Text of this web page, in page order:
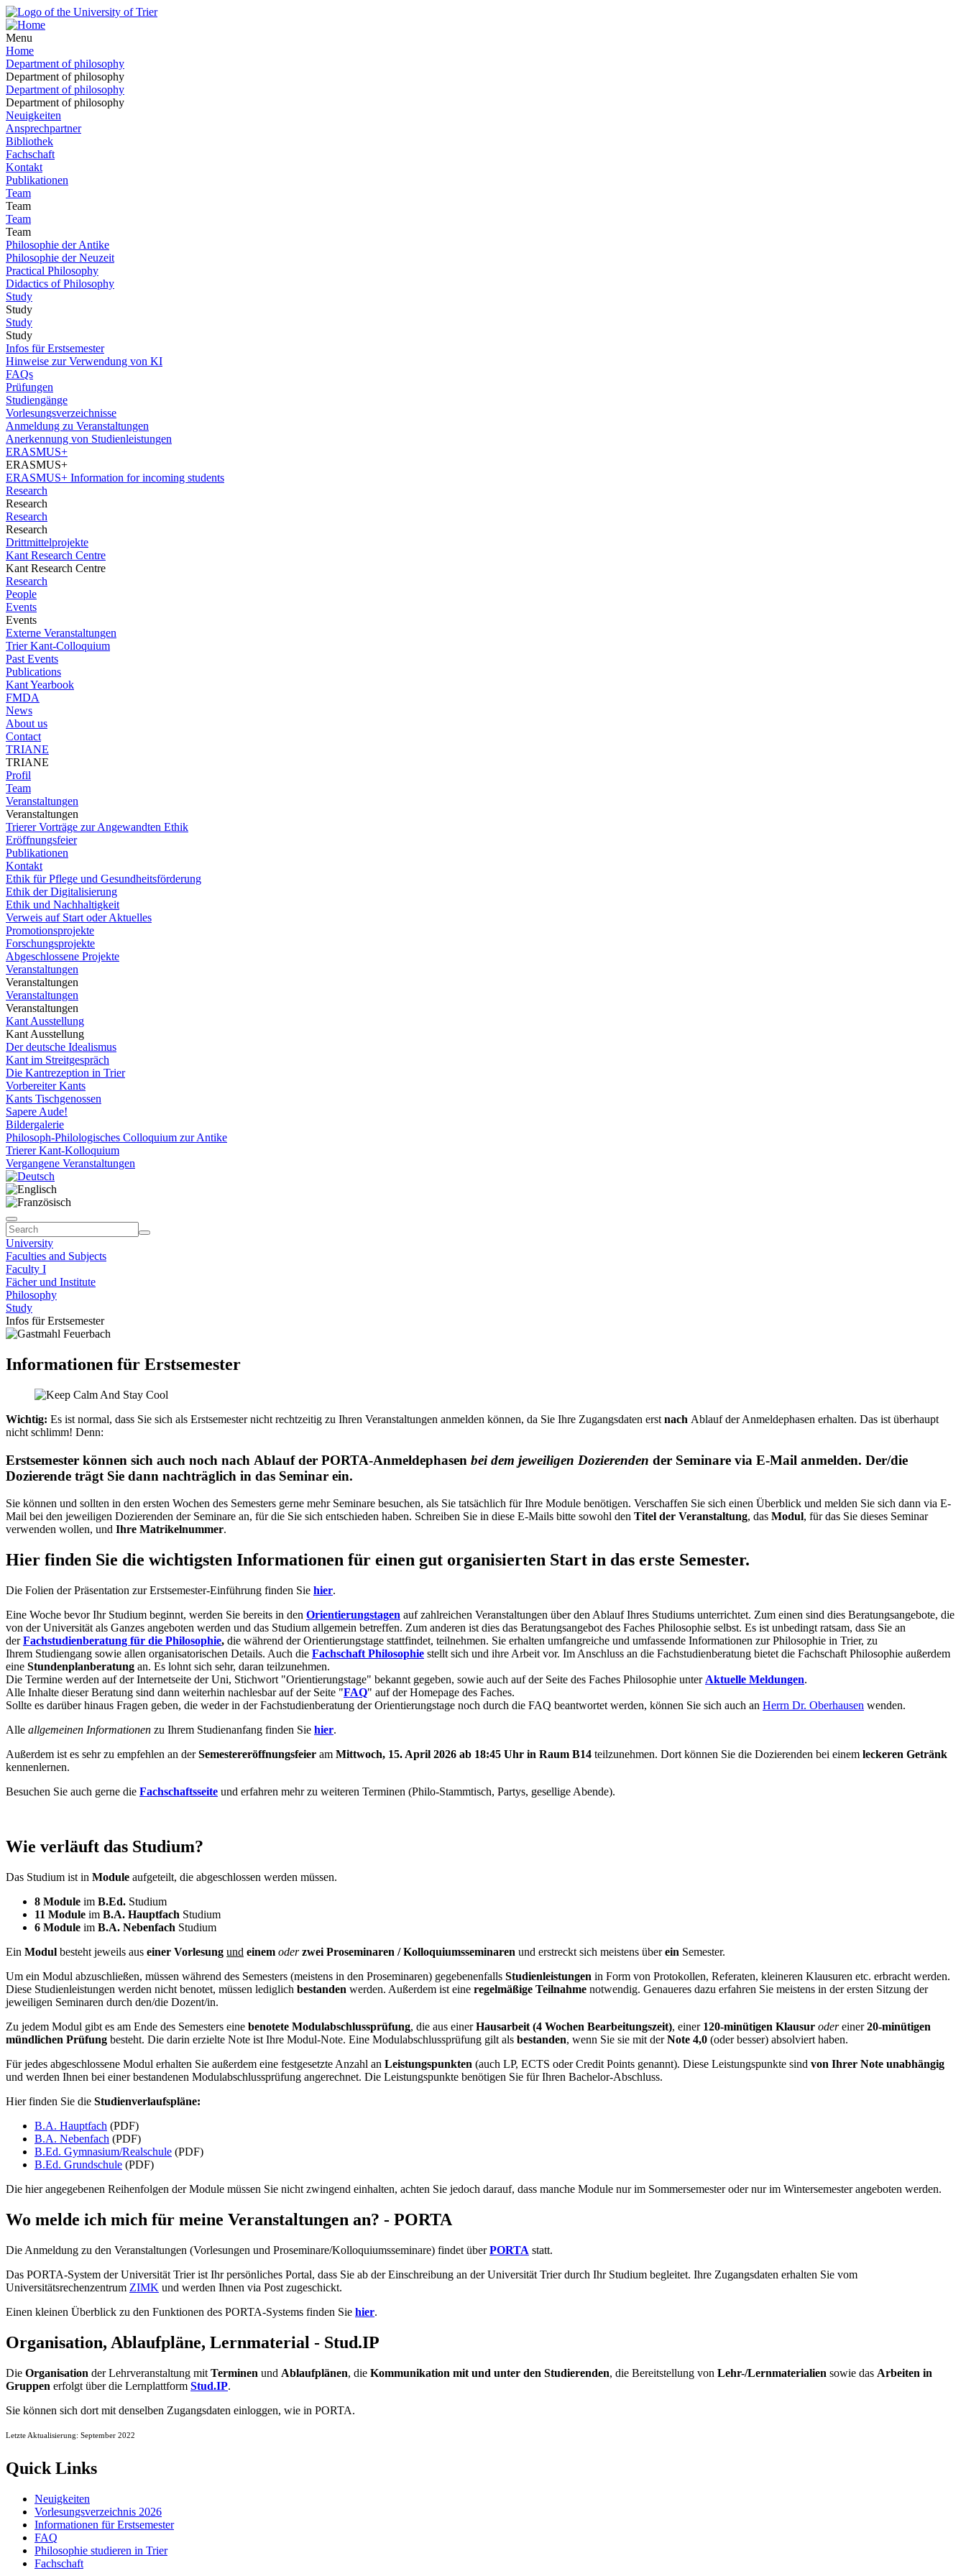
Menu
Home
Department of philosophy
Department of philosophy
Department of philosophy
Department of philosophy
Neuigkeiten
Ansprechpartner
Bibliothek
Fachschaft
Kontakt
Publikationen
Team
Team
Team
Team
Philosophie der Antike
Philosophie der Neuzeit
Practical Philosophy
Didactics of Philosophy
Study
Study
Study
Study
Infos für Erstsemester
Hinweise zur Verwendung von KI
FAQs
Prüfungen
Studiengänge
Vorlesungsverzeichnisse
Anmeldung zu Veranstaltungen
Anerkennung von Studienleistungen
ERASMUS+
ERASMUS+
ERASMUS+ Information for incoming students
Research
Research
Research
Research
Drittmittelprojekte
Kant Research Centre
Kant Research Centre
Research
People
Events
Events
Externe Veranstaltungen
Trier Kant-Colloquium
Past Events
Publications
Kant Yearbook
FMDA
News
About us
Contact
TRIANE
TRIANE
Profil
Team
Veranstaltungen
Veranstaltungen
Trierer Vorträge zur Angewandten Ethik
Eröffnungsfeier
Publikationen
Kontakt
Ethik für Pflege und Gesundheitsförderung
Ethik der Digitalisierung
Ethik und Nachhaltigkeit
Verweis auf Start oder Aktuelles
Promotionsprojekte
Forschungsprojekte
Abgeschlossene Projekte
Veranstaltungen
Veranstaltungen
Veranstaltungen
Veranstaltungen
Kant Ausstellung
Kant Ausstellung
Der deutsche Idealismus
Kant im Streitgespräch
Die Kantrezeption in Trier
Vorbereiter Kants
Kants Tischgenossen
Sapere Aude!
Bildergalerie
Philosoph-Philologisches Colloquium zur Antike
Trierer Kant-Kolloquium
Vergangene Veranstaltungen
University
Faculties and Subjects
Faculty I
Fächer und Institute
Philosophy
Study
Infos für Erstsemester
Informationen für Erstsemester
Wichtig: Es ist normal, dass Sie sich als Erstsemester nicht rechtzeitig zu Ihren Veranstaltungen anmelden können, da Sie Ihre Zugangsdaten erst nach Ablauf der Anmeldephasen erhalten. Das ist überhaupt
nicht schlimm! Denn:
Erstsemester können sich auch noch nach Ablauf der PORTA-Anmeldephasen bei dem jeweiligen Dozierenden der Seminare via E-Mail anmelden. Der/die
Dozierende trägt Sie dann nachträglich in das Seminar ein.
Sie können und sollten in den ersten Wochen des Semesters gerne mehr Seminare besuchen, als Sie tatsächlich für Ihre Module benötigen. Verschaffen Sie sich einen Überblick und melden Sie sich dann via E-
Mail bei den jeweiligen Dozierenden der Seminare an, für die Sie sich entschieden haben. Schreiben Sie in diese E-Mails bitte sowohl den Titel der Veranstaltung, das Modul, für das Sie dieses Seminar
verwenden wollen, und Ihre Matrikelnummer.
Hier finden Sie die wichtigsten Informationen für einen gut organisierten Start in das erste Semester.
Die Folien der Präsentation zur Erstsemester-Einführung finden Sie hier.
Eine Woche bevor Ihr Studium beginnt, werden Sie bereits in den Orientierungstagen auf zahlreichen Veranstaltungen über den Ablauf Ihres Studiums unterrichtet. Zum einen sind dies Beratungsangebote, die
von der Universität als Ganzes angeboten werden und das Studium allgemein betreffen. Zum anderen ist dies das Beratungsangebot des Faches Philosophie selbst. Es ist unbedingt ratsam, dass Sie an
derFachstudienberatung für die Philosophie, die während der Orientierungstage stattfindet, teilnehmen. Sie erhalten umfangreiche und umfassende Informationen zur Philosophie in Trier, zu
Ihrem Studiengang sowie allen organisatorischen Details. Auch die Fachschaft Philosophie stellt sich und ihre Arbeit vor. Im Anschluss an die Fachstudienberatung bietet die Fachschaft Philosophie außerdem
eine Stundenplanberatung an. Es lohnt sich sehr, daran teilzunehmen.
Die Termine werden auf der Internetseite der Uni, Stichwort "Orientierungstage" bekannt gegeben, sowie auch auf der Seite des Faches Philosophie unter Aktuelle Meldungen.
Alle Inhalte dieser Beratung sind dann weiterhin nachlesbar auf der Seite "FAQ" auf der Homepage des Faches.
Sollte es darüber hinaus Fragen geben, die weder in der Fachstudienberatung der Orientierungstage noch durch die FAQ beantwortet werden, können Sie sich auch an Herrn Dr. Oberhausen wenden.
Alle allgemeinen Informationen zu Ihrem Studienanfang finden Sie hier.
Außerdem ist es sehr zu empfehlen an derSemestereröffnungsfeier am Mittwoch, 15. April 2026 ab 18:45 Uhr in Raum B14 teilzunehmen. Dort können Sie die Dozierenden bei einem leckeren Getränk
kennenlernen.
Besuchen Sie auch gerne die Fachschaftsseite und erfahren mehr zu weiteren Terminen (Philo-Stammtisch, Partys, gesellige Abende).
Wie verläuft das Studium?
Das Studium ist in Module aufgeteilt, die abgeschlossen werden müssen.
8 Module im B.Ed. Studium
11 Module im B.A. Hauptfach Studium
6 Module im B.A. Nebenfach Studium
Ein Modul besteht jeweils aus einer Vorlesung und einem oderzwei Proseminaren / Kolloquiumsseminaren und erstreckt sich meistens überein Semester.
Um ein Modul abzuschließen, müssen während des Semesters (meistens in den Proseminaren) gegebenenfalls Studienleistungen in Form von Protokollen, Referaten, kleineren Klausuren etc. erbracht werden.
Diese Studienleistungen werden nicht benotet, müssen lediglich bestanden werden. Außerdem ist eine regelmäßige Teilnahme notwendig. Genaueres dazu erfahren Sie meistens in der ersten Sitzung der
jeweiligen Seminaren durch den/die Dozent/in.
Zu jedem Modul gibt es am Ende des Semesters eine benotete Modulabschlussprüfung, die aus einerHausarbeit (4 Wochen Bearbeitungszeit), einer 120-minütigen Klausur odereiner20-minütigen
mündlichen Prüfung besteht. Die darin erzielte Note ist Ihre Modul-Note. Eine Modulabschlussprüfung gilt als bestanden, wenn Sie sie mit derNote 4,0 (oder besser) absolviert haben.
Für jedes abgeschlossene Modul erhalten Sie außerdem eine festgesetzte Anzahl an Leistungspunkten (auch LP, ECTS oder Credit Points genannt). Diese Leistungspunkte sind von Ihrer Note unabhängig
und werden Ihnen bei einer bestandenen Modulabschlussprüfung angerechnet. Die Leistungspunkte benötigen Sie für Ihren Bachelor-Abschluss.
Hier finden Sie die Studienverlaufspläne:
B.A. Hauptfach (PDF)
B.A. Nebenfach (PDF)
B.Ed. Gymnasium/Realschule (PDF)
B.Ed. Grundschule (PDF)
Die hier angegebenen Reihenfolgen der Module müssen Sie nicht zwingend einhalten, achten Sie jedoch darauf, dass manche Module nur im Sommersemester oder nur im Wintersemester angeboten werden.
Wo melde ich mich für meine Veranstaltungen an? - PORTA
Die Anmeldung zu den Veranstaltungen (Vorlesungen und Proseminare/Kolloquiumsseminare) findet überPORTA statt.
Das PORTA-System der Universität Trier ist Ihr persönliches Portal, dass Sie ab der Einschreibung an der Universität Trier durch Ihr Studium begleitet. Ihre Zugangsdaten erhalten Sie vom
Universitätsrechenzentrum ZIMK und werden Ihnen via Post zugeschickt.
Einen kleinen Überblick zu den Funktionen des PORTA-Systems finden Sie hier.
Organisation, Ablaufpläne, Lernmaterial - Stud.IP
Die Organisation der Lehrveranstaltung mit Terminen und Ablaufplänen, die Kommunikation mit und unter den Studierenden, die Bereitstellung von Lehr-/Lernmaterialien sowie das Arbeiten in
Gruppen erfolgt über die Lernplattform Stud.IP.
Sie können sich dort mit denselben Zugangsdaten einloggen, wie in PORTA.
Letzte Aktualisierung: September 2022
Quick Links
Neuigkeiten
Vorlesungsverzeichnis 2026
Informationen für Erstsemester
FAQ
Philosophie studieren in Trier
Fachschaft